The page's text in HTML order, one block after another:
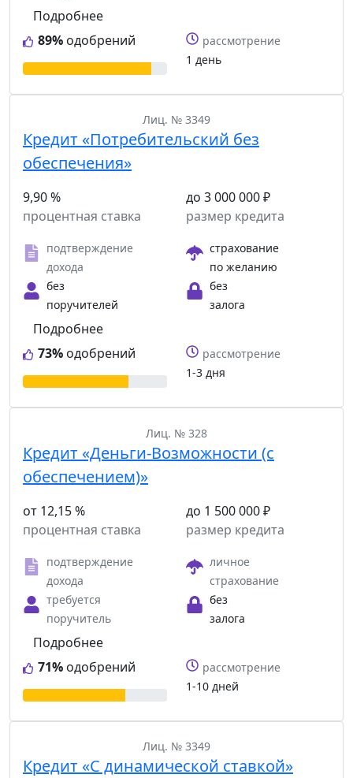
89% одобрений
Подробнее
рассмотрение
1 день
Лиц. № 3349
Кредит «Потребительский без
обеспечения»
9,90 %
процентная ставка
до 3 000 000 ₽
размер кредита
подтверждение
дохода
страхование
по желанию
без
поручителей
без
залога
73% одобрений
Подробнее
рассмотрение
1-3 дня
Лиц. № 328
Кредит «Деньги-Возможности (с
обеспечением)»
от 12,15 %
процентная ставка
до 1 500 000 ₽
размер кредита
подтверждение
дохода
личное
страхование
требуется
поручитель
без
залога
71% одобрений
Подробнее
рассмотрение
1-10 дней
Лиц. № 3349
Кредит «С динамической ставкой»